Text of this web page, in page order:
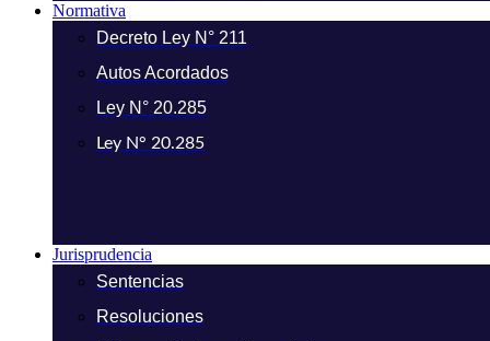
Normativa
Decreto Ley N° 211
Autos Acordados
Ley N° 20.285
Ley N° 20.285
Jurisprudencia
Sentencias
Resoluciones